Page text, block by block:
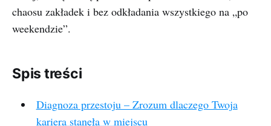
chaosu zakładek i bez odkładania wszystkiego na „po
weekendzie”.
Spis treści
Diagnoza przestoju – Zrozum dlaczego Twoja
kariera stanęła w miejscu